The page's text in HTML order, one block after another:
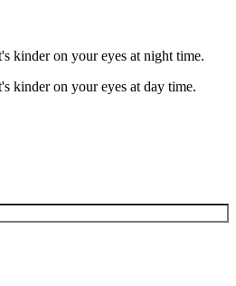
kinder on your eyes at night time.
kinder on your eyes at day time.